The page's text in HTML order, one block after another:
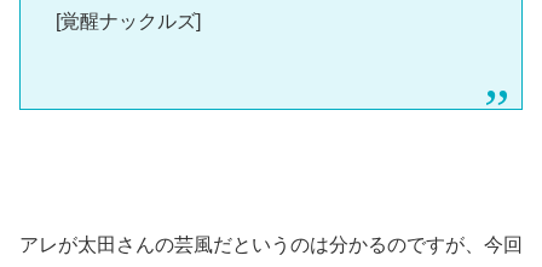
[覚醒ナックルズ]
アレが太田さんの芸風だというのは分かるのですが、今回